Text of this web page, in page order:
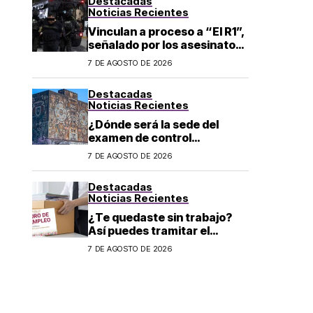
Noticias Recientes
Vinculan a proceso a “El R1”,
señalado por los asesinatos
de Carlos Manzo y Valeria
7 DE AGOSTO DE 2026
Destacadas
Noticias Recientes
¿Dónde será la sede del
examen de control
presencial de de la UNAM en
7 DE AGOSTO DE 2026
Destacadas
Noticias Recientes
¿Te quedaste sin trabajo?
Así puedes tramitar el
Seguro de Desempleo CDMX
7 DE AGOSTO DE 2026